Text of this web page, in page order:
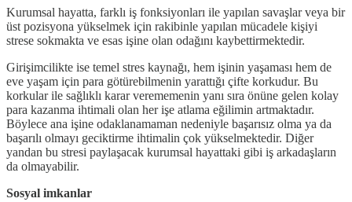
Kurumsal hayatta, farklı iş fonksiyonları ile yapılan savaşlar veya bir
üst pozisyona yükselmek için rakibinle yapılan mücadele kişiyi
strese sokmakta ve esas işine olan odağını kaybettirmektedir.
Girişimcilikte ise temel stres kaynağı, hem işinin yaşaması hem de
eve yaşam için para götürebilmenin yarattığı çifte korkudur. Bu
korkular ile sağlıklı karar verememenin yanı sıra önüne gelen kolay
para kazanma ihtimali olan her işe atlama eğilimin artmaktadır.
Böylece ana işine odaklanamaman nedeniyle başarısız olma ya da
başarılı olmayı geciktirme ihtimalin çok yükselmektedir. Diğer
yandan bu stresi paylaşacak kurumsal hayattaki gibi iş arkadaşların
da olmayabilir.
Sosyal imkanlar